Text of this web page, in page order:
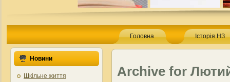
Головна Історія НЗ
Новини
Шкільне життя Archive for